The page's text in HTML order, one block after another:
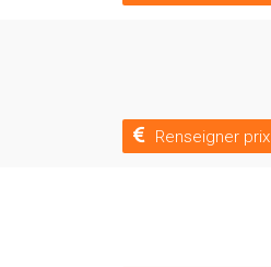
Renseigner prix